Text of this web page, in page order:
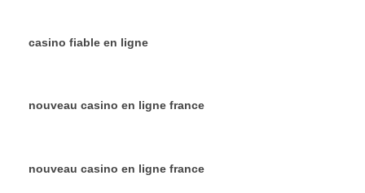
casino fiable en ligne
nouveau casino en ligne france
nouveau casino en ligne france